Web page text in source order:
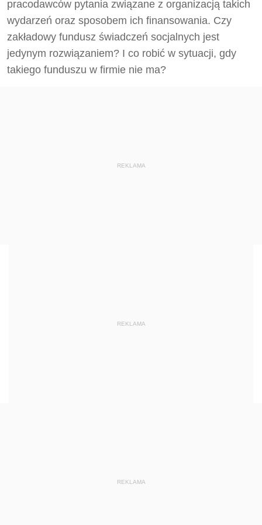
pracodawców pytania związane z organizacją takich
wydarzeń oraz sposobem ich finansowania. Czy
zakładowy fundusz świadczeń socjalnych jest
jedynym rozwiązaniem? I co robić w sytuacji, gdy
takiego funduszu w firmie nie ma?
REKLAMA
REKLAMA
REKLAMA